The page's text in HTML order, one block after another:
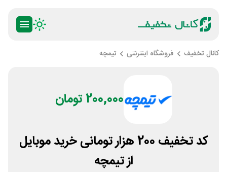
کانال تخفیف فروشگاه اینترنتی تیمچه
200,000 تومان
کد تخفیف 200 هزار تومانی خرید موبایل
از تیمچه